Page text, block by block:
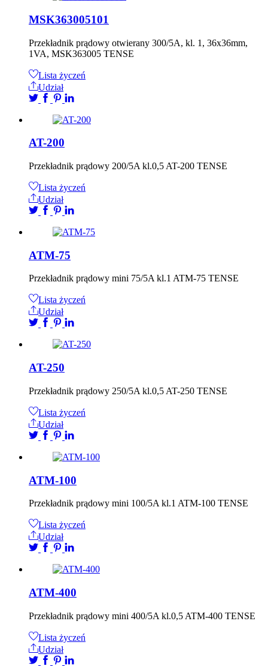
MSK363005101
Przekładnik prądowy otwierany 300/5A, kl. 1, 36x36mm,
1VA, MSK363005 TENSE
Lista życzeń
Udział
AT-200
Przekładnik prądowy 200/5A kl.0,5 AT-200 TENSE
Lista życzeń
Udział
ATM-75
Przekładnik prądowy mini 75/5A kl.1 ATM-75 TENSE
Lista życzeń
Udział
AT-250
Przekładnik prądowy 250/5A kl.0,5 AT-250 TENSE
Lista życzeń
Udział
ATM-100
Przekładnik prądowy mini 100/5A kl.1 ATM-100 TENSE
Lista życzeń
Udział
ATM-400
Przekładnik prądowy mini 400/5A kl.0,5 ATM-400 TENSE
Lista życzeń
Udział